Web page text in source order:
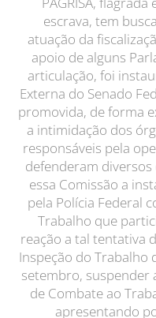
escrava, tem
atuação da
apoio de alguns
articulação, foi
Externa do Senado
promovida, de forma
a intimidação dos
responsáveis pela
defenderam
essa Comissão a
pela Polícia Federal
Trabalho que
reação a tal tentativa
Inspeção do Trabalho
setembro, suspender
de Combate ao
apresentando